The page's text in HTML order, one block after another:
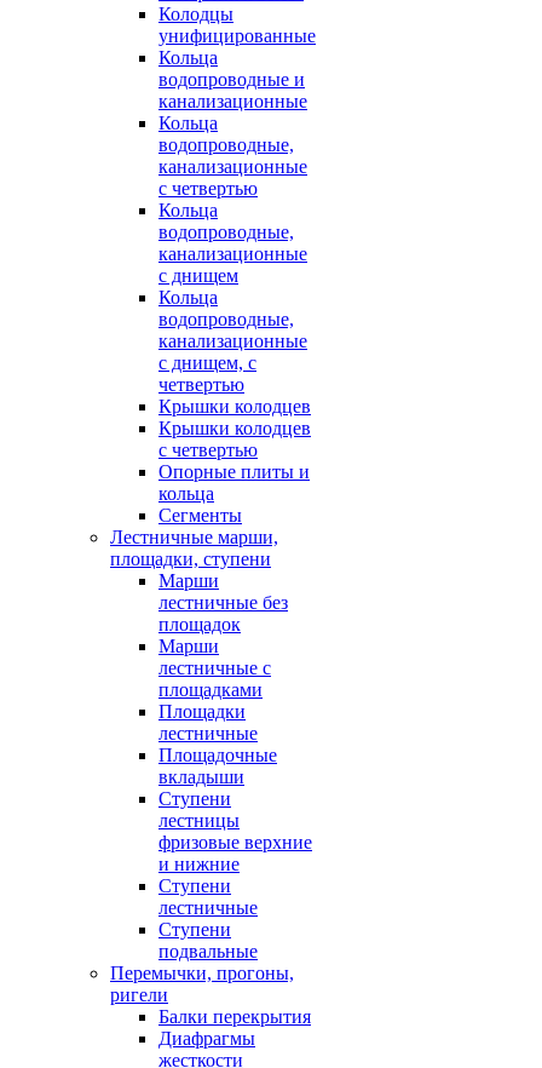
Колодцы
унифицированные
Кольца
водопроводные и
канализационные
Кольца
водопроводные,
канализационные
с четвертью
Кольца
водопроводные,
канализационные
с днищем
Кольца
водопроводные,
канализационные
с днищем, с
четвертью
Крышки колодцев
Крышки колодцев
с четвертью
Опорные плиты и
кольца
Сегменты
Лестничные марши,
площадки, ступени
Марши
лестничные без
площадок
Марши
лестничные с
площадками
Площадки
лестничные
Площадочные
вкладыши
Ступени
лестницы
фризовые верхние
и нижние
Ступени
лестничные
Ступени
подвальные
Перемычки, прогоны,
ригели
Балки перекрытия
Диафрагмы
жесткости